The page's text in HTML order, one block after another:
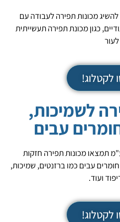
להשיג מכונות תפירה לעבודה עם
כגון מכונת תפירה תעשייתית
לעור
לקטלוג!
לשמיכות,
עבים
תמצאו מכונות תפירה חזקות
עבים כמו ברזנטים, שמיכות,
ועוד.
לקטלוג!